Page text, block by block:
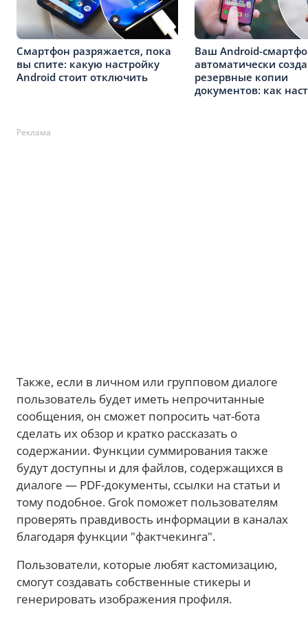
Смартфон разряжается, пока
вы спите: какую настройку
Android стоит отключить
Ваш Android-
автоматически
резервные копии
документов: как
Реклама
Также, если в личном или групповом диалоге
пользователь будет иметь непрочитанные
сообщения, он сможет попросить чат-бота
сделать их обзор и кратко рассказать о
содержании. Функции суммирования также
будут доступны и для файлов, содержащихся в
диалоге — PDF-документы, ссылки на статьи и
тому подобное. Grok поможет пользователям
проверять правдивость информации в каналах
благодаря функции "фактчекинга".
Пользователи, которые любят кастомизацию,
смогут создавать собственные стикеры и
генерировать изображения профиля.